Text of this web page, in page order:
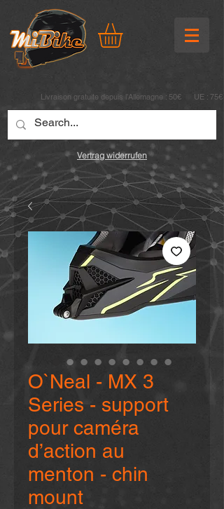
Livraison gratuite depuis l’Allemagne : 50€ UE : 75€
Vertrag widerrufen
O`Neal - MX 3
Series - support
pour caméra
d’action au
menton - chin
mount